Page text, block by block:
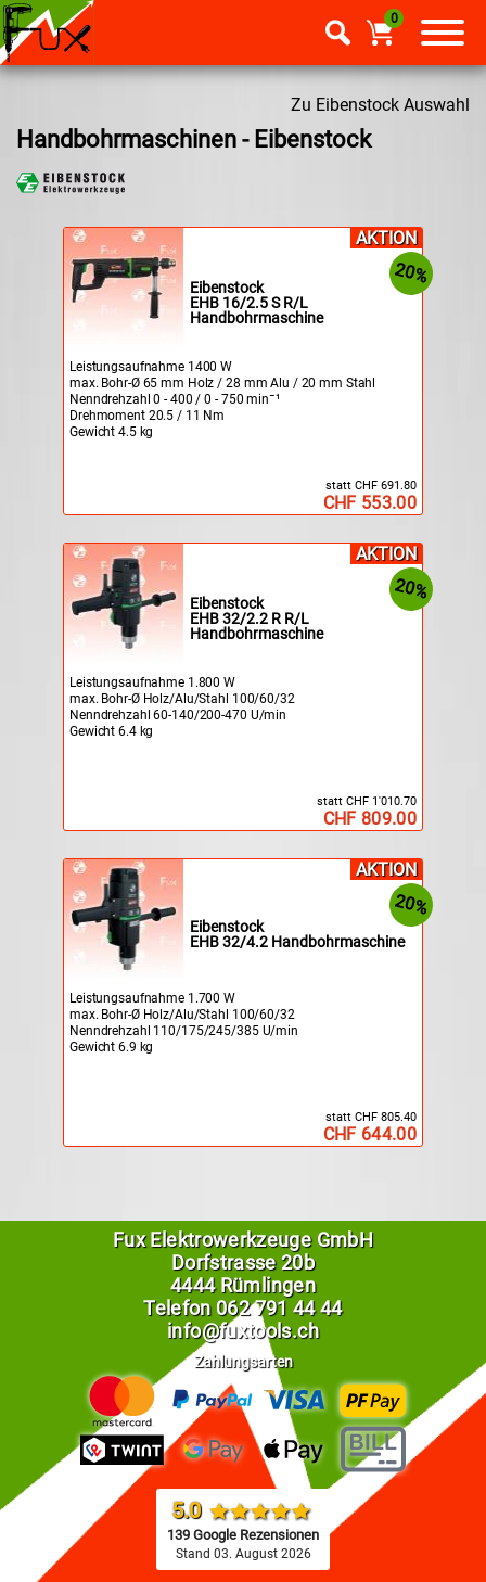
0
Handbohrmaschinen - Eibenstock
Zu Eibenstock Auswahl
AKTION
Eibenstock
EHB 16/2.5 S R/L
Handbohrmaschine
Leistungsaufnahme 1400 W
max. Bohr-Ø 65 mm Holz / 28 mm Alu / 20 mm Stahl
Nenndrehzahl 0 - 400 / 0 - 750 min¯¹
Drehmoment 20.5 / 11 Nm
Gewicht 4.5 kg
20%
CHF 553.00
statt CHF 691.80
AKTION
Eibenstock
EHB 32/2.2 R R/L
Handbohrmaschine
Leistungsaufnahme 1.800 W
max. Bohr-Ø Holz/Alu/Stahl 100/60/32
Nenndrehzahl 60-140/200-470 U/min
Gewicht 6.4 kg
20%
CHF 809.00
statt CHF 1'010.70
AKTION
Eibenstock
EHB 32/4.2 Handbohrmaschine
Leistungsaufnahme 1.700 W
max. Bohr-Ø Holz/Alu/Stahl 100/60/32
Nenndrehzahl 110/175/245/385 U/min
Gewicht 6.9 kg
20%
CHF 644.00
statt CHF 805.40
Fux Elektrowerkzeuge GmbH
Dorfstrasse 20b
4444 Rümlingen
Telefon 062 791 44 44
info@fuxtools.ch
Zahlungsarten
5.0
139 Google Rezensionen
Stand 03. August 2026